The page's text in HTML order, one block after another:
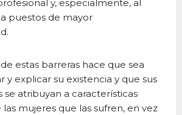
y, especialmente, al
puestos de mayor
estas barreras hace que sea
y explicar su existencia y que sus
se atribuyan a características
las mujeres que las sufren, en vez